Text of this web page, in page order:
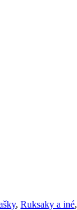
, Ruksaky a iné,